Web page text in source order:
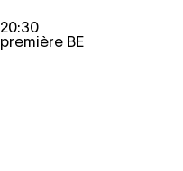
20:30
première BE